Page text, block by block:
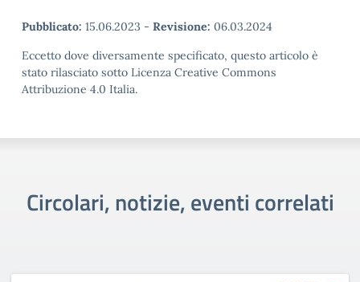
Pubblicato: 15.06.2023 - Revisione: 06.03.2024
Eccetto dove diversamente specificato, questo articolo è
stato rilasciato sotto Licenza Creative Commons
Attribuzione 4.0 Italia.
Circolari, notizie, eventi correlati